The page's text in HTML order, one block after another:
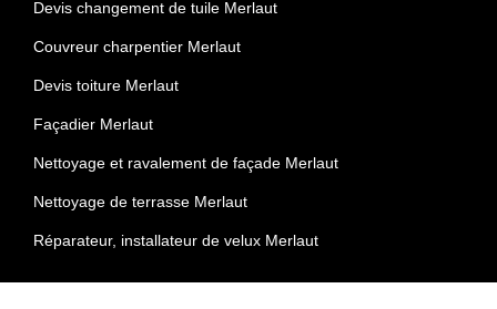
Devis changement de tuile Merlaut
Couvreur charpentier Merlaut
Devis toiture Merlaut
Façadier Merlaut
Nettoyage et ravalement de façade Merlaut
Nettoyage de terrasse Merlaut
Réparateur, installateur de velux Merlaut